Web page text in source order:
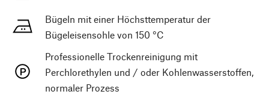
Bügeln mit einer Höchsttemperatur der
Bügeleisensohle von 150 °C
Professionelle Trockenreinigung mit
Perchlorethylen und / oder Kohlenwasserstoffen,
normaler Prozess